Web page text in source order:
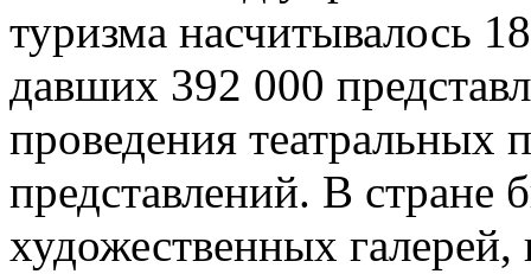
туризма насчитывалось
давших 392 000
проведения театральных
представлений. В стране
художественных